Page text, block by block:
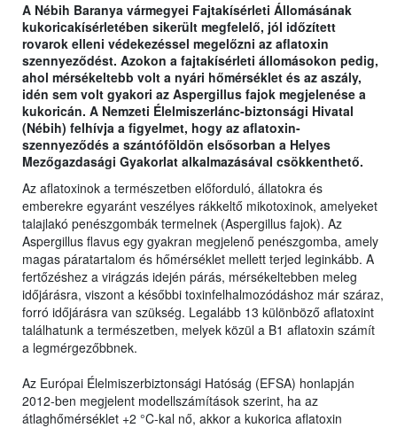
A Nébih Baranya vármegyei Fajtakísérleti Állomásának
kukoricakísérletében sikerült megfelelő, jól időzített
rovarok elleni védekezéssel megelőzni az aflatoxin
szennyeződést. Azokon a fajtakísérleti állomásokon pedig,
ahol mérsékeltebb volt a nyári hőmérséklet és az aszály,
idén sem volt gyakori az Aspergillus fajok megjelenése a
kukoricán. A Nemzeti Élelmiszerlánc-biztonsági Hivatal
(Nébih) felhívja a figyelmet, hogy az aflatoxin-
szennyeződés a szántóföldön elsősorban a Helyes
Mezőgazdasági Gyakorlat alkalmazásával csökkenthető.
Az aflatoxinok a természetben előforduló, állatokra és
emberekre egyaránt veszélyes rákkeltő mikotoxinok, amelyeket
talajlakó penészgombák termelnek (Aspergillus fajok). Az
Aspergillus flavus egy gyakran megjelenő penészgomba, amely
magas páratartalom és hőmérséklet mellett terjed leginkább. A
fertőzéshez a virágzás idején párás, mérsékeltebben meleg
időjárásra, viszont a későbbi toxinfelhalmozódáshoz már száraz,
forró időjárásra van szükség. Legalább 13 különböző aflatoxint
találhatunk a természetben, melyek közül a B1 aflatoxin számít
a legmérgezőbbnek.
Az Európai Élelmiszerbiztonsági Hatóság (EFSA) honlapján
2012-ben megjelent modellszámítások szerint, ha az
átlaghőmérséklet +2 °C-kal nő, akkor a kukorica aflatoxin